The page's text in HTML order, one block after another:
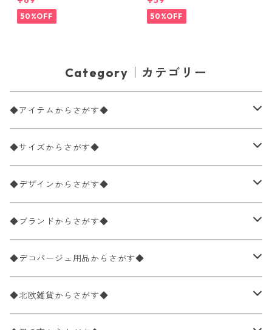
キン Geo Flowers グリーン
50%OFF
プキン Small blossoms ピン
ク
50%OFF
Category｜カテゴリー
◆アイテムからさがす◆
ペーパーナプキン2枚バラ売り
ペーパーナプキン1枚バラ売り
ペーパーナプキン20枚入りパック
ペーパーナプキン10枚入りパック
ライスペーパー
◆サイズからさがす◆
33×33cm（ランチサイズ）
バラ売り
パック売り
25×25cm（カクテルサイズ）
バラ売り
パック売り
40×40cm（ディナーサイズ）
バラ売り
パック売り
21×21cm（ポケットサイズ）
◆デザインからさがす◆
花柄
植物・グリーン柄
動物・鳥・昆虫・蝶柄
◆ブランドからさがす◆
ドイツ製 IHR/イア
ランチサイズ
カクテルサイズ
ドイツ製 Ambiente/アンビエンテ
◆デコパージュ用品からさがす◆
デコパージュ液
◆北欧雑貨からさがす◆